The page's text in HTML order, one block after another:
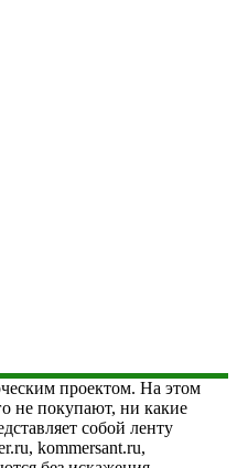
проектом. На этом
не покупают, ни какие
собой ленту
kommersant.ru,